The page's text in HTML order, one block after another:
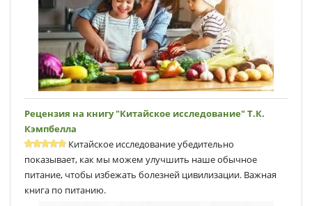
Рецензия на книгу "Китайское исследование" Т.К.
Кэмпбеллa
Китайское исследование убедительно
показывает, как мы можем улучшить наше обычное
питание, чтобы избежать болезней цивилизации. Важная
книга по питанию.